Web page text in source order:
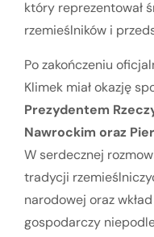
który reprezentował
rzemieślników i
Po zakończeniu
Klimek miał okazję
Prezydentem
Nawrockim oraz
W serdecznej
tradycji
narodowej oraz
gospodarczy